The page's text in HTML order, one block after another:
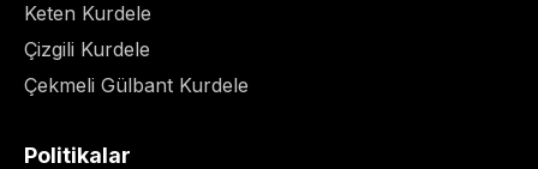
Keten Kurdele
Çizgili Kurdele
Çekmeli Gülbant Kurdele
Politikalar